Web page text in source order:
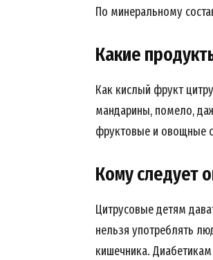
По минеральному
Какие
Как кислый фрукт
мандарины, помело,
фруктовые и овощные
Кому следует
Цитрусовые детям
нельзя употреблять
кишечника.